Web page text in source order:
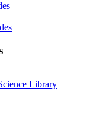
Library